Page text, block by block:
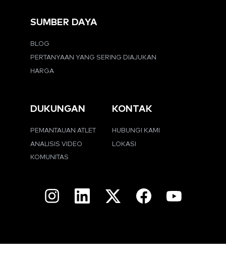
SUMBER DAYA
BLOG
PERTANYAAN YANG SERING DIAJUKAN
HARGA
DUKUNGAN
PEMANTAUAN ATLET
ANALISIS VIDEO
KOMUNITAS
KONTAK
HUBUNGI KAMI
LOKASI